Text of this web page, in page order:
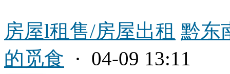
房屋l租售/房屋出租 黔东
的觅食
· 04-09 13:11